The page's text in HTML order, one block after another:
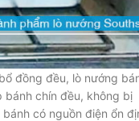
đồng đều, lò nướng
chín đều, không bị
có nguồn điện ổn